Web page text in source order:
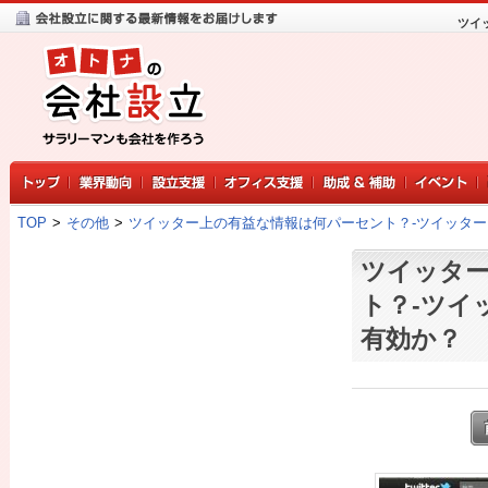
ツイ
TOP > その他 > ツイッター上の有益な情報は何パーセント？-ツイッタ
ツイッタ
ト？-ツイ
有効か？